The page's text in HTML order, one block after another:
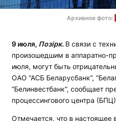
Архивное фото:
9 июля, Позірк. В связи с
произошедшим в аппаратно-
июля, могут быть
ОАО “АСБ Беларусбанк“,
“Белинвестбанк“, сообщает
процессингового центра
Отмечается, что в настоящее